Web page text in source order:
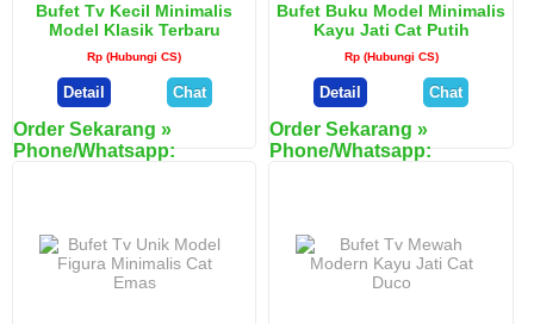
Bufet Tv Kecil Minimalis
Model Klasik Terbaru
Rp (Hubungi CS)
Detail Chat
Order Sekarang »
Phone/Whatsapp:
Kode
AJ-BK-006
Bufet Tv Kecil
Bufet Buku Model Minimalis
Kayu Jati Cat Putih
Rp (Hubungi CS)
Detail Chat
Order Sekarang »
Phone/Whatsapp:
Kode
AJ-BB-006
Bufet Buku Model